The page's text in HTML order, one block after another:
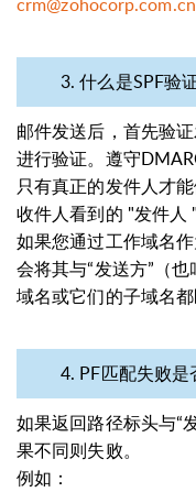
3. 什么是SPF验
邮件发送后，首先验
进行验证。遵守
只有真正的发件人才
收件人看到的 "发件人
如果您通过工作域名
会将其与“发送方”（
域名或它们的子域名都
4. PF匹配失败
如果返回路径标头与“
果不同则失败。
例如：